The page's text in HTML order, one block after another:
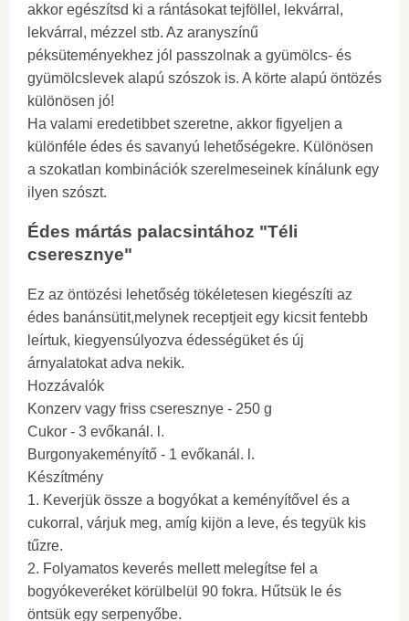
akkor egészítsd ki a rántásokat tejföllel, lekvárral,
lekvárral, mézzel stb. Az aranyszínű
péksüteményekhez jól passzolnak a gyümölcs- és
gyümölcslevek alapú szószok is. A körte alapú öntözés
különösen jó!
Ha valami eredetibbet szeretne, akkor figyeljen a
különféle édes és savanyú lehetőségekre. Különösen
a szokatlan kombinációk szerelmeseinek kínálunk egy
ilyen szószt.
Édes mártás palacsintához "Téli
cseresznye"
Ez az öntözési lehetőség tökéletesen kiegészíti az
édes banánsütit,melynek receptjeit egy kicsit fentebb
leírtuk, kiegyensúlyozva édességüket és új
árnyalatokat adva nekik.
Hozzávalók
Konzerv vagy friss cseresznye - 250 g
Cukor - 3 evőkanál. l.
Burgonyakeményítő - 1 evőkanál. l.
Készítmény
1. Keverjük össze a bogyókat a keményítővel és a
cukorral, várjuk meg, amíg kijön a leve, és tegyük kis
tűzre.
2. Folyamatos keverés mellett melegítse fel a
bogyókeveréket körülbelül 90 fokra. Hűtsük le és
öntsük egy serpenyőbe.